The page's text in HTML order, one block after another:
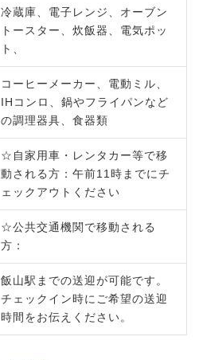
冷蔵庫、電子レンジ、オーブン
トースター、炊飯器、電気ポッ
ト、
コーヒーメーカー、電動ミル、
IHコンロ、鍋やフライパンなど
の調理器具、食器類
☆自家用車・レンタカー等で移
動される方：午前11時までにチ
ェックアウトください
☆公共交通機関で移動される
方：
飯山駅までの送迎が可能です。
チェックイン時にご希望の送迎
時間をお伝えください。